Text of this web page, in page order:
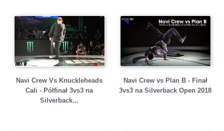
Navi Crew Vs Knuckleheads
Cali - Półfinał 3vs3 na
Silverback…
Navi Crew vs Plan B - Finał
3vs3 na Silverback Open 2018